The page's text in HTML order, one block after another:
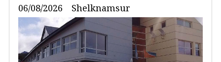
Shelknamsur
06/08/2026